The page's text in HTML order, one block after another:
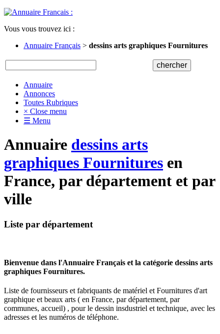
Vous vous trouvez ici :
Annuaire Français > dessins arts graphiques Fournitures
Annuaire
Annonces
Toutes Rubriques
× Close menu
☰ Menu
Annuaire dessins arts
graphiques Fournitures en
France, par département et par
ville
Liste par département
Bienvenue dans l'Annuaire Français et la catégorie dessins arts
graphiques Fournitures.
Liste de fournisseurs et fabriquants de matériel et Fournitures d'art
graphique et beaux arts ( en France, par département, par
communes, accueil) , pour le dessin insdustriel et technique, avec les
adresses et les numéros de téléphone.